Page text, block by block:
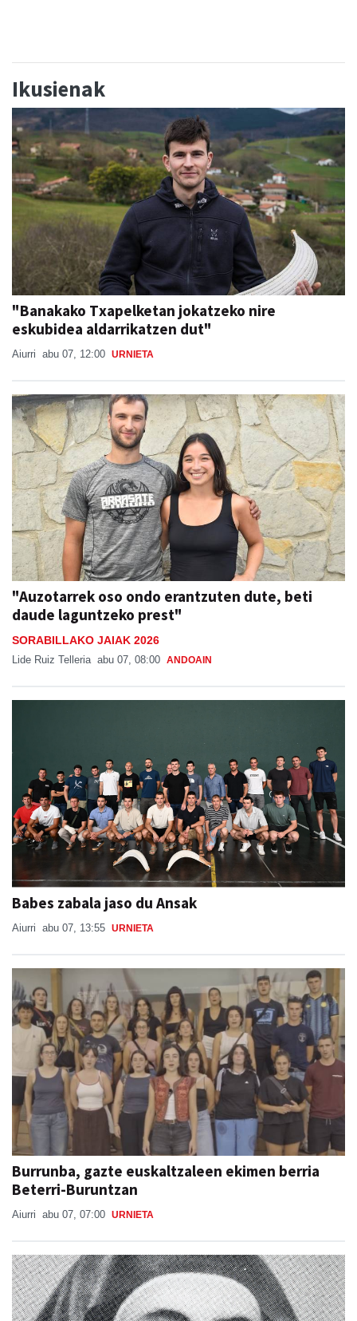
Ikusienak
"Banakako Txapelketan jokatzeko nire
eskubidea aldarrikatzen dut"
Aiurri abu 07, 12:00 URNIETA
"Auzotarrek oso ondo erantzuten dute, beti
daude laguntzeko prest"
SORABILLAKO JAIAK 2026
Lide Ruiz Telleria abu 07, 08:00 ANDOAIN
Babes zabala jaso du Ansak
Aiurri abu 07, 13:55 URNIETA
Burrunba, gazte euskaltzaleen ekimen berria
Beterri-Buruntzan
Aiurri abu 07, 07:00 URNIETA